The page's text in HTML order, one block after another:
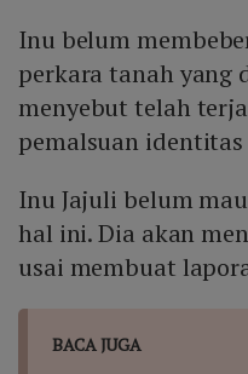
Inu belum
perkara tanah yang
menyebut telah
pemalsuan
Inu Jajuli belum
hal ini. Dia akan
usai membuat
BACA JUGA